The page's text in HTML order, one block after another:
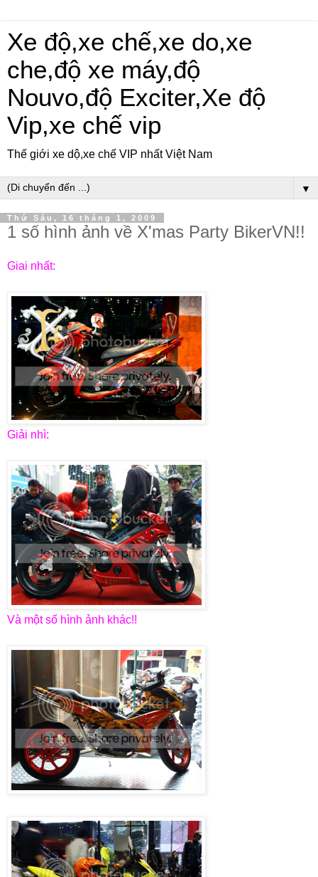
Xe độ,xe chế,xe do,xe
che,độ xe máy,độ
Nouvo,độ Exciter,Xe độ
Vip,xe chế vip
Thế giới xe dộ,xe chế VIP nhất Việt Nam
▼
Thứ Sáu, 16 tháng 1, 2009
1 số hình ảnh về X'mas Party BikerVN!!
Giai nhất:
Giải nhì:
Và một số hình ảnh khác!!